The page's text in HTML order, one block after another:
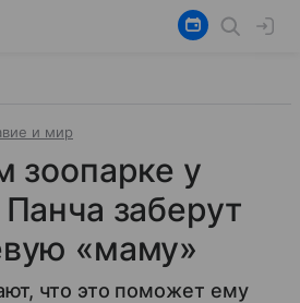
и мир
зоопарке у
заберут
«маму»
что это поможет ему